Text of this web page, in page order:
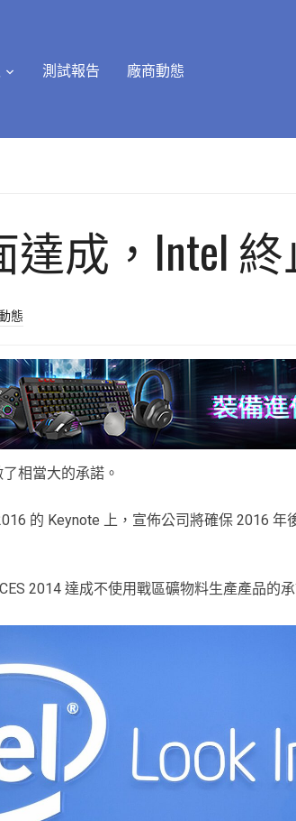
測試報告 廠商動態
達成，Intel
態
相當大的承諾。
的 Keynote 上，宣佈公司將確保 2016
2014 達成不使用戰區礦物料生產產品的承